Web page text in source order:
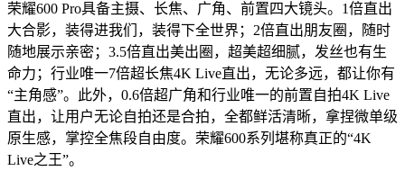
荣耀600 Pro具备主摄、长焦、广角、前置四大镜头。1倍直出
大合影，装得进我们，装得下全世界；2倍直出朋友圈，随时
随地展示亲密；3.5倍直出美出圈，超美超细腻，发丝也有生
命力；行业唯一7倍超长焦4K Live直出，无论多远，都让你有
“主角感”。此外，0.6倍超广角和行业唯一的前置自拍4K Live
直出，让用户无论自拍还是合拍，全都鲜活清晰，拿捏微单级
原生感，掌控全焦段自由度。荣耀600系列堪称真正的“4K
Live之王”。